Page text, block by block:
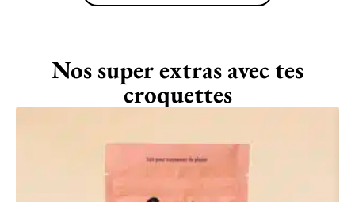
Nos super extras avec tes
croquettes